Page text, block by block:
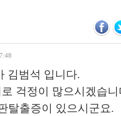
김범석 입니다.
걱정이 많으시겠습니
탈출증이 있으시군요.